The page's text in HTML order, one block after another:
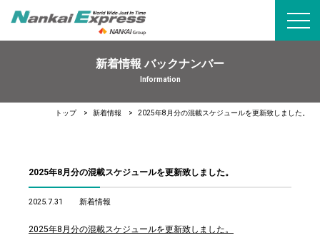
新着情報 バックナンバー
Information
トップ 新着情報 2025年8月分の混載スケジュールを更新致しました。
2025年8月分の混載スケジュールを更新致しました。
2025.7.31 新着情報
2025年8月分の混載スケジュールを更新致しました。